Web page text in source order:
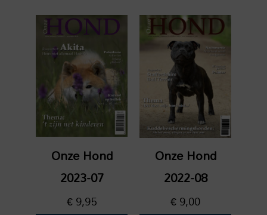
Onze Hond
2023-07
€9,95
Onze Hond
2022-08
€9,00